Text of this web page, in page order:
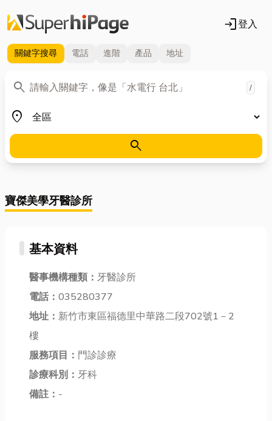
login登入
關鍵字搜尋 電話 進階 產品 地址
search
關鍵字 /
place
地區
search
寶傑美學牙醫診所
基本資料
醫事機構種類： 牙醫診所
電話： 035280377
地址： 新竹市東區福德里中華路二段702號1－2
樓
服務項目： 門診診療
診療科別： 牙科
備註： -